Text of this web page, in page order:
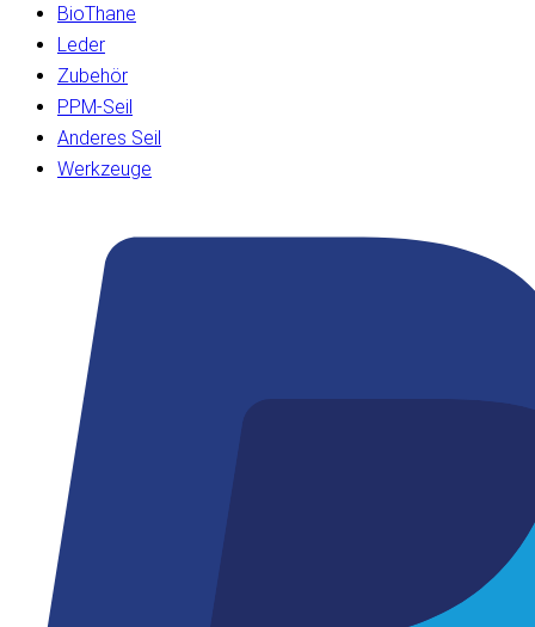
BioThane
Leder
Zubehör
PPM-Seil
Anderes Seil
Werkzeuge